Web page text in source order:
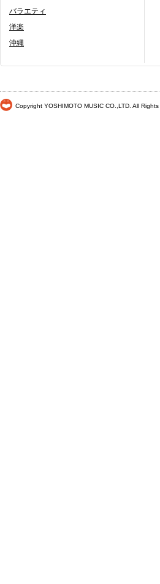
バラエティ
洋楽
沖縄
Copyright YOSHIMOTO MUSIC CO.,LTD. All Rights